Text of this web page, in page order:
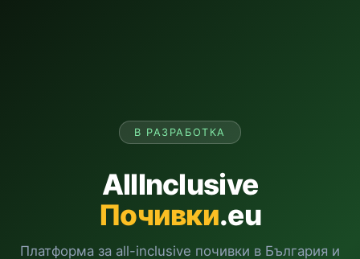
В РАЗРАБОТКА
AllInclusive
Почивки.eu
Платформа за all-inclusive почивки в България и